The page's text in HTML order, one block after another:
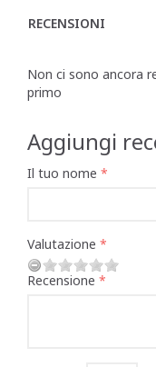
RECENSIONI
Non ci sono ancora
primo
Aggiungi
Il tuo nome
Valutazione
Recensione